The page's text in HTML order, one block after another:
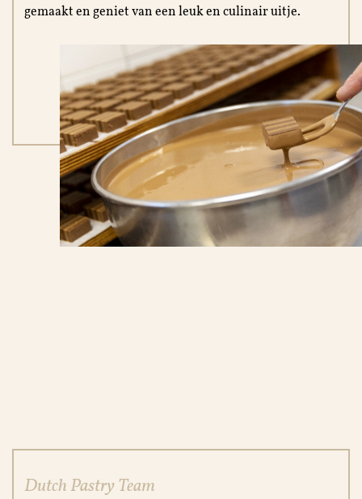
gemaakt en geniet van een leuk en culinair uitje.
Dutch Pastry Team